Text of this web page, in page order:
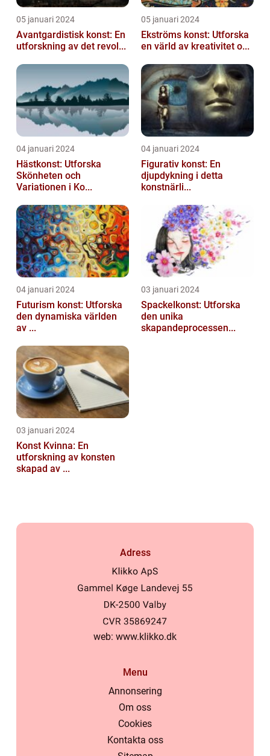
05 januari 2024
Avantgardistisk konst: En
utforskning av det revol...
05 januari 2024
Ekströms konst: Utforska
en värld av kreativitet o...
04 januari 2024
Hästkonst: Utforska
Skönheten och
Variationen i Ko...
04 januari 2024
Figurativ konst: En
djupdykning i detta
konstnärli...
04 januari 2024
Futurism konst: Utforska
den dynamiska världen
av ...
03 januari 2024
Spackelkonst: Utforska
den unika
skapandeprocessen...
03 januari 2024
Konst Kvinna: En
utforskning av konsten
skapad av ...
Adress
web: www.klikko.dk
Menu
Annonsering
Om oss
Cookies
Kontakta oss